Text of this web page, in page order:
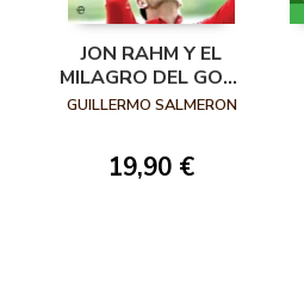
JON RAHM Y EL
MILAGRO DEL GOLF
ESPAÑOL
GUILLERMO SALMERON
19,90 €